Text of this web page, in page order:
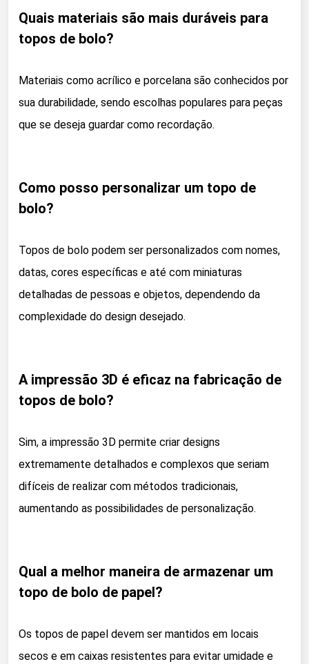
Quais materiais são mais duráveis para
topos de bolo?
Materiais como acrílico e porcelana são conhecidos por
sua durabilidade, sendo escolhas populares para peças
que se deseja guardar como recordação.
Como posso personalizar um topo de
bolo?
Topos de bolo podem ser personalizados com nomes,
datas, cores específicas e até com miniaturas
detalhadas de pessoas e objetos, dependendo da
complexidade do design desejado.
A impressão 3D é eficaz na fabricação de
topos de bolo?
Sim, a impressão 3D permite criar designs
extremamente detalhados e complexos que seriam
difíceis de realizar com métodos tradicionais,
aumentando as possibilidades de personalização.
Qual a melhor maneira de armazenar um
topo de bolo de papel?
Os topos de papel devem ser mantidos em locais
secos e em caixas resistentes para evitar umidade e